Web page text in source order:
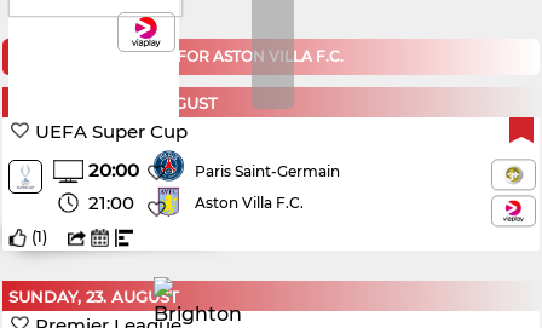
KOMMENDE KAMPE FOR ASTON VILLA F.C.
WEDNESDAY, 12. AUGUST
UEFA Super Cup
20:00
21:00
Paris Saint-Germain
Aston Villa F.C.
(1)
SUNDAY, 23. AUGUST